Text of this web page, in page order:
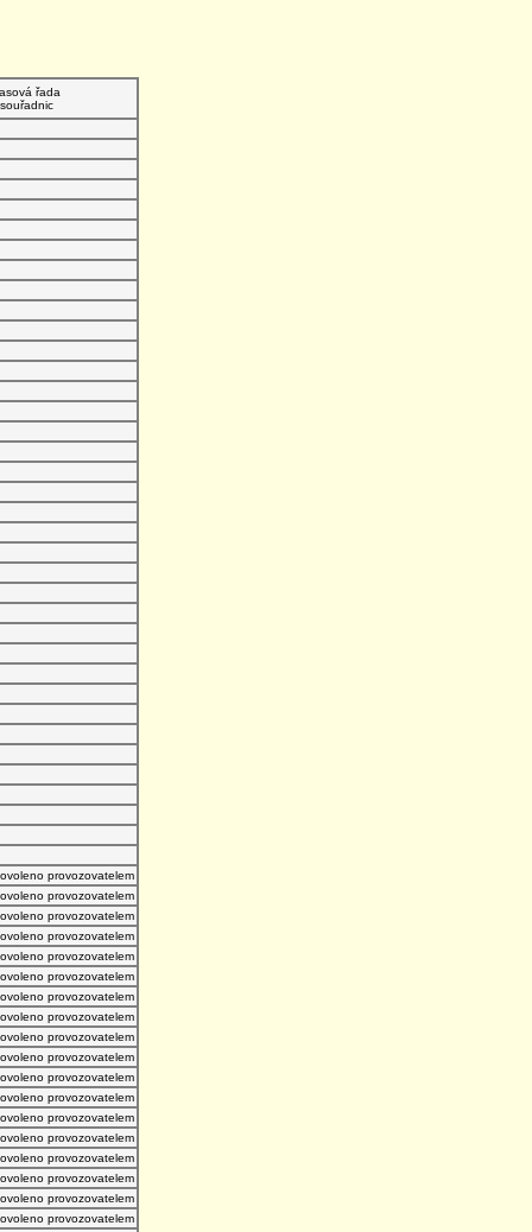
řada
souřadnic
provozovatelem
provozovatelem
provozovatelem
provozovatelem
provozovatelem
provozovatelem
provozovatelem
provozovatelem
provozovatelem
provozovatelem
provozovatelem
provozovatelem
provozovatelem
provozovatelem
provozovatelem
provozovatelem
provozovatelem
provozovatelem